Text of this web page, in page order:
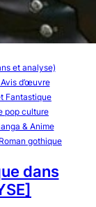
et analyse)
d’œuvre
Fantastique
pop culture
& Anime
Roman gothique
dans